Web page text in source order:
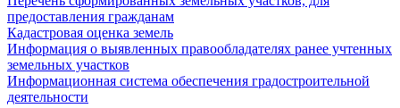
предоставления гражданам
Кадастровая оценка земель
Информация о выявленных правообладателях ранее учтенных
земельных участков
Информационная система обеспечения градостроительной
деятельности